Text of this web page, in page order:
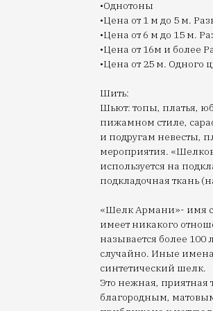
•Однотоны
•Цена от 1 м до 5 м.
•Цена от 6 м до 15 м.
•Цена от 16м и более
•Цена от 25 м. Одного
Шить:
Шьют: топы, платья,
пижамном стиле,
и подругам невесты,
мероприятия.
используется на
подкладочная ткань
«Шелк Армани»- имя
имеет никакого
называется более
случайно. Иные
синтетический шелк.
Это нежная, приятная
благородным,